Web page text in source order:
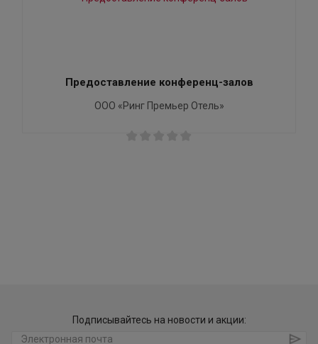
Предоставление конференц-залов
ООО «Ринг Премьер Отель»
Подписывайтесь на новости и акции: